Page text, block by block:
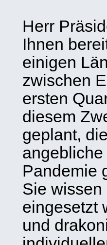
Herr
Ihnen
einigen
zwischen
ersten
diesem
geplant,
Pandemie
Sie
eingesetzt
und